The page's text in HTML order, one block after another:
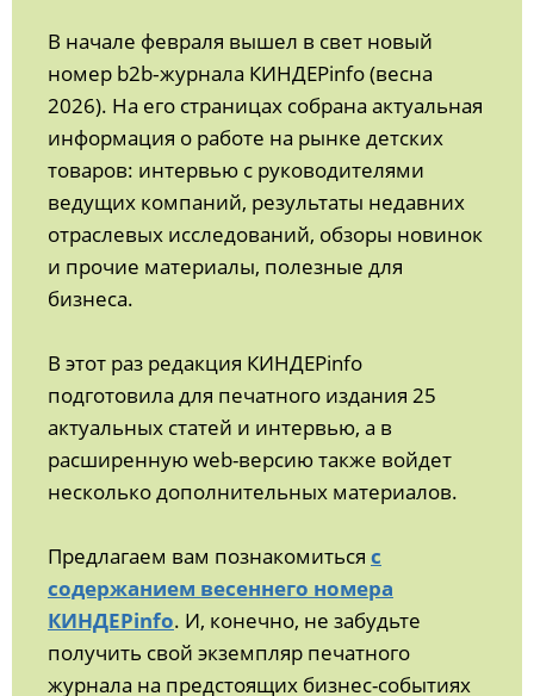
В начале февраля вышел в свет новый
номер b2b‑журнала КИНДЕРinfo (весна
2026). На его страницах собрана актуальная
информация о работе на рынке детских
товаров: интервью с руководителями
ведущих компаний, результаты недавних
отраслевых исследований, обзоры новинок
и прочие материалы, полезные для
бизнеса.
В этот раз редакция КИНДЕРinfo
подготовила для печатного издания 25
актуальных статей и интервью, а в
расширенную web-версию также войдет
несколько дополнительных материалов.
Предлагаем вам познакомиться с
содержанием весеннего номера
КИНДЕРinfo. И, конечно, не забудьте
получить свой экземпляр печатного
журнала на предстоящих бизнес-событиях